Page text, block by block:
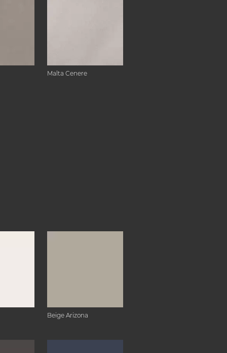
Malta Cenere
Beige Arizona